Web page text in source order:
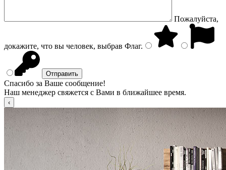
Пожалуйста,
докажите, что вы человек, выбрав Флаг.
Спасибо за Ваше сообщение!
Наш менеджер свяжется с Вами в ближайшее время.